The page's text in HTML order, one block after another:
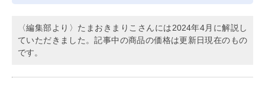
〈編集部より〉たまおきまりこさんには2024年4月に解説し
ていただきました。記事中の商品の価格は更新日現在のもの
です。